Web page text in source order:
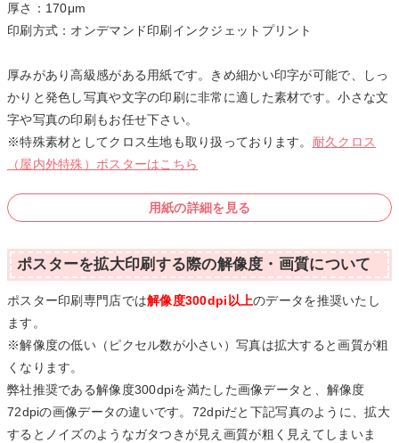
厚さ：170μm
印刷方式：オンデマンド印刷インクジェットプリント
厚みがあり高級感がある用紙です。きめ細かい印字が可能で、しっ
かりと発色し写真や文字の印刷に非常に適した素材です。小さな文
字や写真の印刷もお任せ下さい。
※特殊素材としてクロス生地も取り扱っております。 耐久クロス
（屋内外特殊）ポスターはこちら
用紙の詳細を見る
ポスターを拡大印刷する際の解像度・画質について
ポスター印刷専門店では解像度300dpi以上のデータを推奨いたし
ます。
※解像度の低い（ピクセル数が小さい）写真は拡大すると画質が粗
くなります。
弊社推奨である解像度300dpiを満たした画像データと、解像度
72dpiの画像データの違いです。72dpiだと下記写真のように、拡大
するとノイズのようなガタつきが見え画質が粗く見えてしまいま